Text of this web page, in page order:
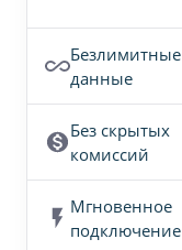
Безлимитные
данные
Без скрытых
комиссий
Мгновенное
подключение